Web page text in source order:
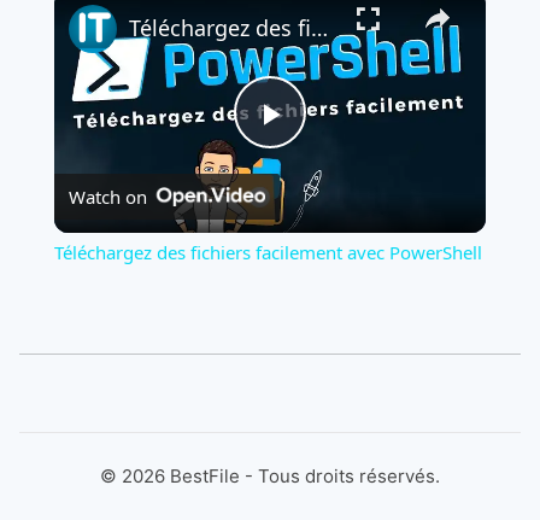
Play
Video
Téléchargez des fichiers facilement avec PowerShell
Watch on
Téléchargez des fichiers facilement avec PowerShell
© 2026 BestFile - Tous droits réservés.